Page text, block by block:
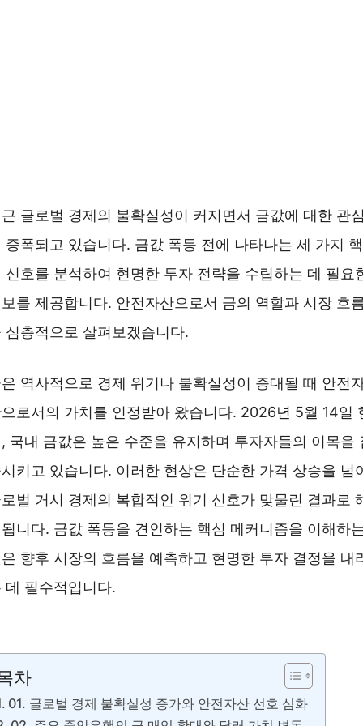
글로벌 경제의 불확실성이 커지면서 금값에 대한 관심
증폭되고 있습니다. 금값 폭등 전에 나타나는 세 가지 핵
신호를 분석하여 현명한 투자 전략을 수립하는 데 필요
를 제공합니다. 안전자산으로서 금의 역할과 시장 흐
심층적으로 살펴보겠습니다.
역사적으로 경제 위기나 불확실성이 증대될 때 안전
로서의 가치를 인정받아 왔습니다. 2026년 5월 14일
국내 금값은 높은 수준을 유지하며 투자자들의 이목을
키고 있습니다. 이러한 현상은 단순한 가격 상승을 넘
벌 거시 경제의 복합적인 위기 신호가 맞물린 결과로
니다. 금값 폭등을 견인하는 핵심 메커니즘을 이해하
향후 시장의 흐름을 예측하고 현명한 투자 결정을 내
데 필수적입니다.
차
01. 글로벌 경제 불확실성 증가와 안전자산 선호 심화